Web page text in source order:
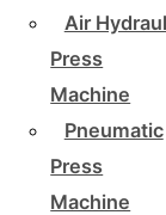
Air
Press
Machine
Pneumatic
Press
Machine